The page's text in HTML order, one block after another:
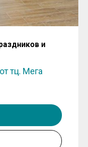
и
тц. Мега